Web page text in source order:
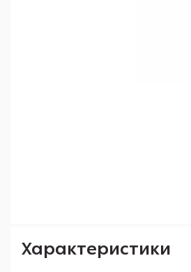
Характеристики